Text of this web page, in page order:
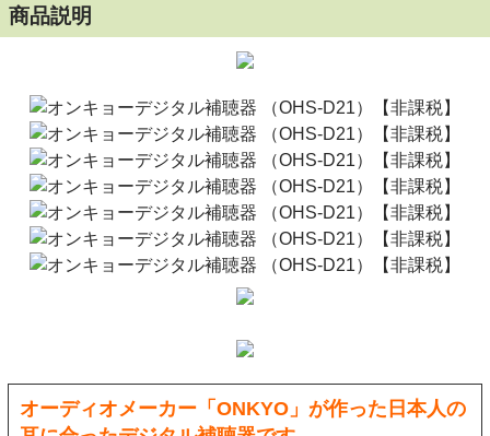
商品説明
オーディオメーカー「ONKYO」が作った日本人の